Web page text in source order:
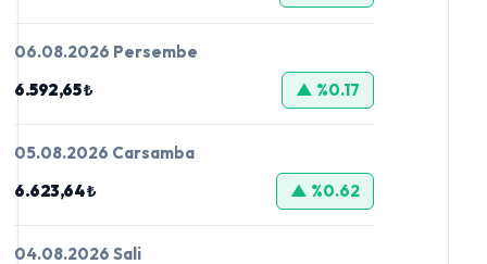
06.08.2026 Persembe
6.592,65 ₺
▲ %0.17
05.08.2026 Carsamba
6.623,64 ₺
▲ %0.62
04.08.2026 Sali